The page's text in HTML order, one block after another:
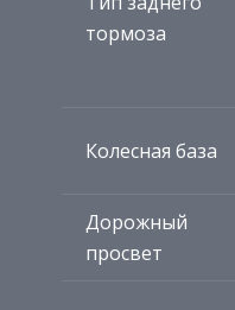
тормоза
Колесная база
Дорожный
просвет